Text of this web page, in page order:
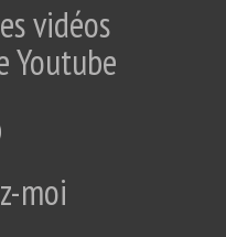
vidéos
Youtube
moi